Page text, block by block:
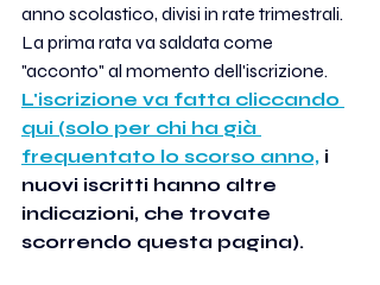
anno scolastico, divisi in rate trimestrali.
La prima rata va saldata come
"acconto" al momento dell'iscrizione.
L'iscrizione va fatta cliccando
qui (solo per chi ha già
frequentato lo scorso anno, i
nuovi iscritti hanno altre
indicazioni, che trovate
scorrendo questa pagina).